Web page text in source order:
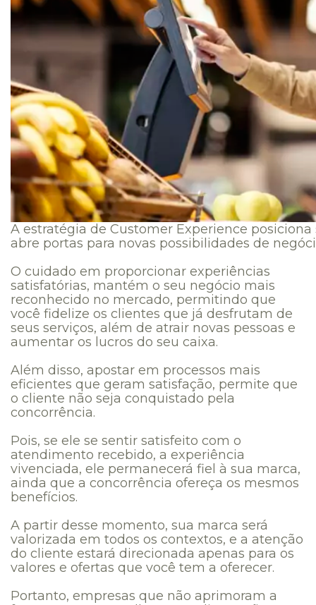
A estratégia de Customer Experience
abre portas para novas possibilidades de
O cuidado em proporcionar experiências
satisfatórias, mantém o seu negócio mais
reconhecido no mercado, permitindo que
você fidelize os clientes que já desfrutam de
seus serviços, além de atrair novas pessoas e
aumentar os lucros do seu caixa.
Além disso, apostar em processos mais
eficientes que geram satisfação, permite que
o cliente não seja conquistado pela
concorrência.
Pois, se ele se sentir satisfeito com o
atendimento recebido, a experiência
vivenciada, ele permanecerá fiel à sua marca,
ainda que a concorrência ofereça os mesmos
benefícios.
A partir desse momento, sua marca será
valorizada em todos os contextos, e a atenção
do cliente estará direcionada apenas para os
valores e ofertas que você tem a oferecer.
Portanto, empresas que não aprimoram a